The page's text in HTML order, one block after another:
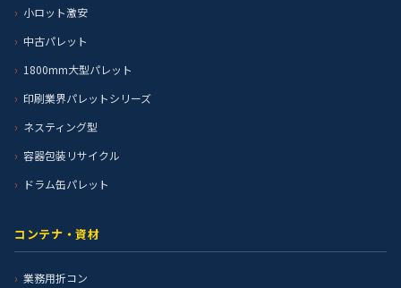
小ロット激安
中古パレット
1800mm大型パレット
印刷業界パレットシリーズ
ネスティング型
容器包装リサイクル
ドラム缶パレット
コンテナ・資材
業務用折コン